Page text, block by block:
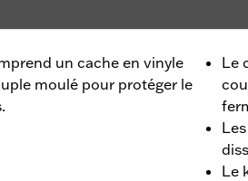
un cache en vinyle
moulé pour protéger le
Le
Le